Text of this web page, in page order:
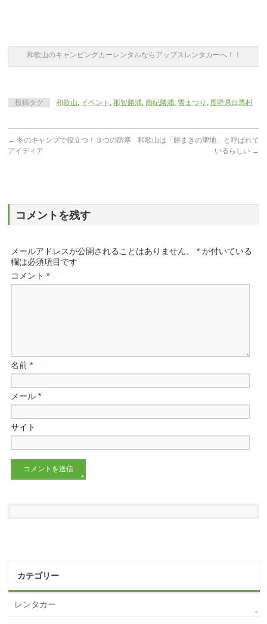
和歌山のキャンピングカーレンタルならアップスレンタカーへ！！
投稿タグ 和歌山, イベント ,那智勝浦,南紀勝浦, 雪まつり ,長野県白馬村
← 冬のキャンプで役立つ！３つの防寒
アイディア
和歌山は「餅まきの聖地」と呼ばれて
いるらしい →
コメントを残す
メールアドレスが公開されることはありません。 * が付いている
欄は必須項目です
コメント*
名前*
メール*
サイト
カテゴリー
レンタカー